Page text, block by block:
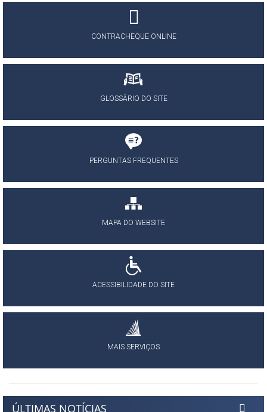
CONTRACHEQUE ONLINE
GLOSSÁRIO DO SITE
PERGUNTAS FREQUENTES
MAPA DO WEBSITE
ACESSIBILIDADE DO SITE
MAIS SERVIÇOS
ÚLTIMAS NOTÍCIAS